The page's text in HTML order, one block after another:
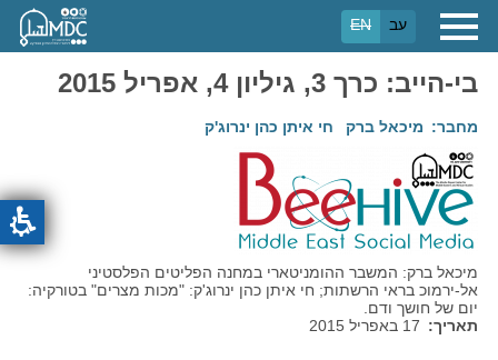
לתוכן
העיקרי
EN עב
בי-הייב: כרך 3, גיליון 4, אפריל 2015
מחבר מיכאל ברק חי איתן כהן ינרוג'ק
מיכאל ברק: המשבר ההומניטארי במחנה הפליטים הפלסטיני
אל-ירמוכ בראי הרשתות; חי איתן כהן ינרוג'ק: "מכות מצרים" בטורקיה:
יום של חושך ודם.
תאריך
17 באפריל 2015